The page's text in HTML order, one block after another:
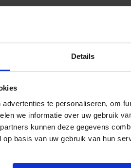
Details
te personaliseren, om
we informatie over uw gebruik
kunnen deze gegevens
basis van uw gebruik van hun